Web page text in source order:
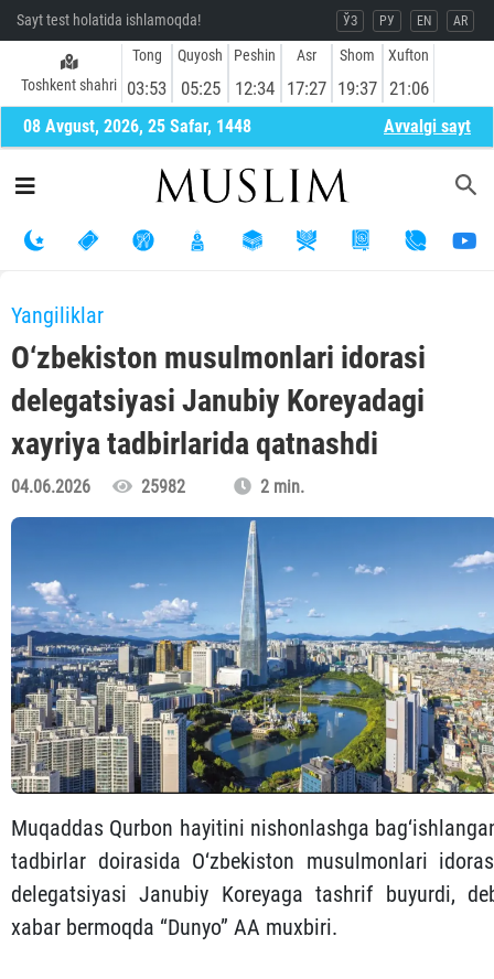
Sayt test holatida ishlamoqda! ЎЗ РУ EN AR
Toshkent shahri
Tong
03:53
Quyosh
05:25
Peshin
12:34
Asr
17:27
Shom
19:37
Xufton
21:06
08 Avgust, 2026, 25 Safar, 1448 Avvalgi sayt
Yangiliklar
O‘zbekiston musulmonlari idorasi
delegatsiyasi Janubiy Koreyadagi
xayriya tadbirlarida qatnashdi
04.06.2026 25982 2 min.
Muqaddas Qurbon hayitini nishonlashga
tadbirlar doirasida O‘zbekiston musulmonlari
delegatsiyasi Janubiy Koreyaga tashrif buyurdi,
xabar bermoqda “Dunyo” AA muxbiri.